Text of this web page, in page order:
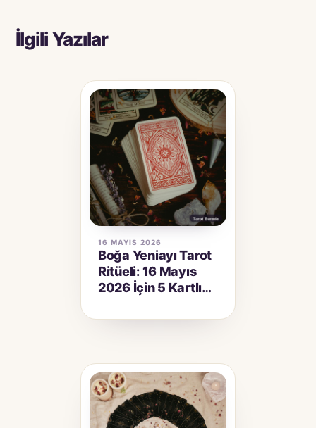
İlgili Yazılar
16 MAYIS 2026
Boğa Yeniayı Tarot
Ritüeli: 16 Mayıs
2026 İçin 5 Kartlık